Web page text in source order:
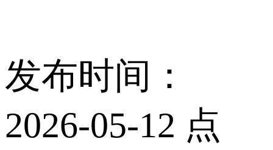
发布时间：
2026-05-12 点